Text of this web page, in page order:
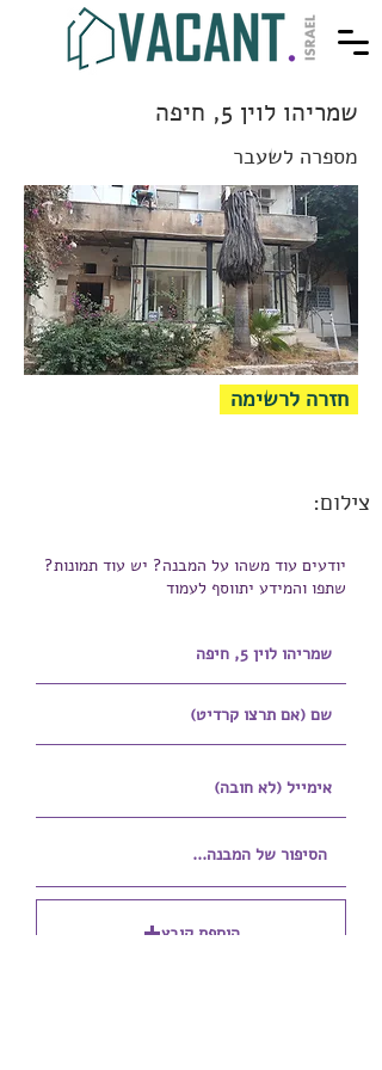
שמריהו לוין 5, חיפה
מספרה לשעבר
חזרה לרשימה
צילום:
יודעים עוד משהו על המבנה? יש עוד תמונות?
שתפו והמידע יתווסף לעמוד
הוספת קובץ